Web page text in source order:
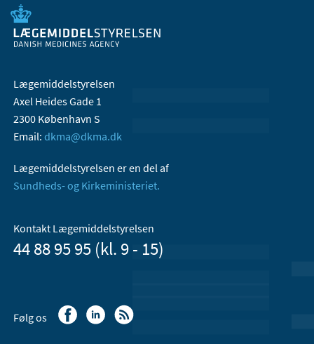
Lægemiddelstyrelsen
Axel Heides Gade 1
2300 København S
Email: dkma@dkma.dk
Lægemiddelstyrelsen er en del af
Sundheds- og Kirkeministeriet.
Kontakt Lægemiddelstyrelsen
44 88 95 95 (kl. 9 - 15)
Følg os